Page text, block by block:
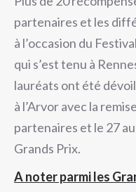
partenaires et les
à l’occasion du
qui s’est tenu à
lauréats ont été
à l’Arvor avec la
partenaires et le 27
Grands Prix.
A noter parmi les